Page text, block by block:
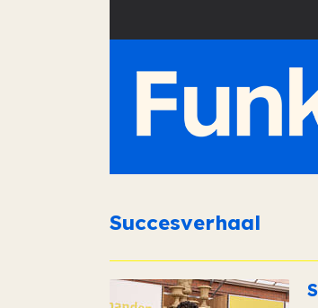
Succesverhaal